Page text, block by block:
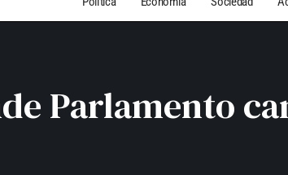
Parlamento